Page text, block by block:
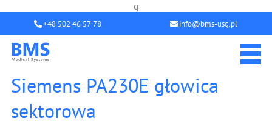
q
+48 502 46 57 78 info@bms-usg.pl
Siemens PA230E głowica
sektorowa